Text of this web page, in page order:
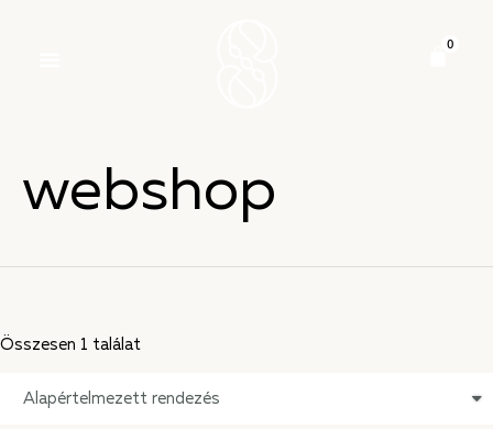
webshop
Összesen 1 találat